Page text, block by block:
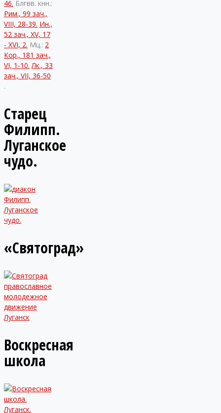
46. Блгвв. кнн.:
Рим., 99 зач.,
VIII, 28-39. Ин.,
52 зач., XV, 17
- XVI, 2. Мц.: 2
Кор., 181 зач.,
VI, 1-10. Лк., 33
зач., VII, 36-50
.
Старец
Филипп.
Луганское
чудо.
«Святоград»
Воскресная
школа